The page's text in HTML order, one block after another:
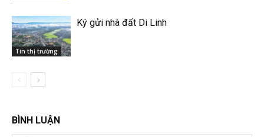
Tin thị trường
Ký gửi nhà đất Di Linh
BÌNH LUẬN